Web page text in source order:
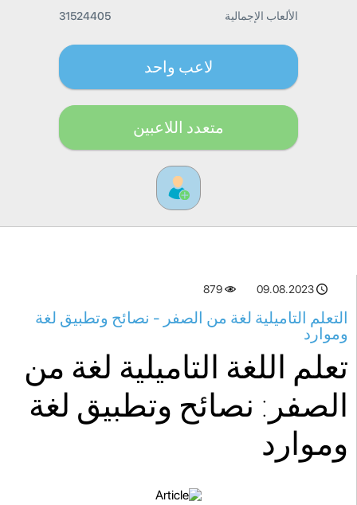
الألعاب الإجمالية 31524405
لاعب واحد
متعدد اللاعبين
09.08.2023
879
التعلم التاميلية لغة من الصفر - نصائح وتطبيق لغة
وموارد
تعلم اللغة التاميلية لغة من
الصفر: نصائح وتطبيق لغة
وموارد